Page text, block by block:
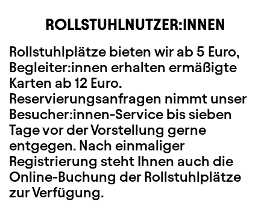
ROLLSTUHLNUTZER:INNEN
Rollstuhlplätze bieten wir ab 5 Euro,
Begleiter:innen erhalten ermäßigte
Karten ab 12 Euro.
Reservierungsanfragen nimmt unser
Besucher:innen-Service bis sieben
Tage vor der Vorstellung gerne
entgegen. Nach einmaliger
Registrierung steht Ihnen auch die
Online-Buchung der Rollstuhlplätze
zur Verfügung.